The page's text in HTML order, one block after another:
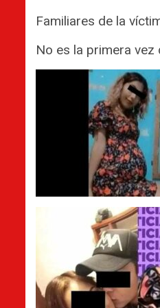
Familiares de la
No es la primera